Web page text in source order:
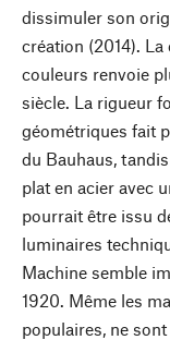
dissimuler son
création (2014).
couleurs renvoie
siècle. La rigueur
géométriques fait
du Bauhaus,
plat en acier avec
pourrait être issu
luminaires
Machine semble
1920. Même les
populaires, ne